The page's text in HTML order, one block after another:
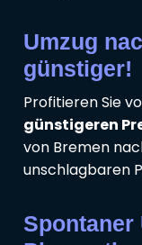
Umzug
günstiger!
Profitieren Sie
günstigeren
von Bremen
unschlagbaren
Spontaner